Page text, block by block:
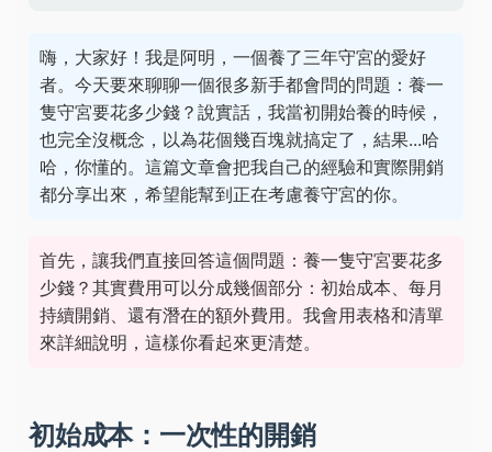
嗨，大家好！我是阿明，一個養了三年守宮的愛好
者。今天要來聊聊一個很多新手都會問的問題：養一
隻守宮要花多少錢？說實話，我當初開始養的時候，
也完全沒概念，以為花個幾百塊就搞定了，結果...哈
哈，你懂的。這篇文章會把我自己的經驗和實際開銷
都分享出來，希望能幫到正在考慮養守宮的你。
首先，讓我們直接回答這個問題：養一隻守宮要花多
少錢？其實費用可以分成幾個部分：初始成本、每月
持續開銷、還有潛在的額外費用。我會用表格和清單
來詳細說明，這樣你看起來更清楚。
初始成本：一次性的開銷